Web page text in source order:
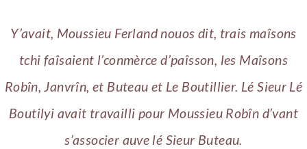
Y’avait, Moussieu Ferland nouos dit, trais maîsons
tchi faîsaient l’conmèrce d’paîsson, les Maîsons
Robîn, Janvrîn, et Buteau et Le Boutillier. Lé Sieur Lé
Boutilyi avait travailli pour Moussieu Robîn d’vant
s’associer auve lé Sieur Buteau.